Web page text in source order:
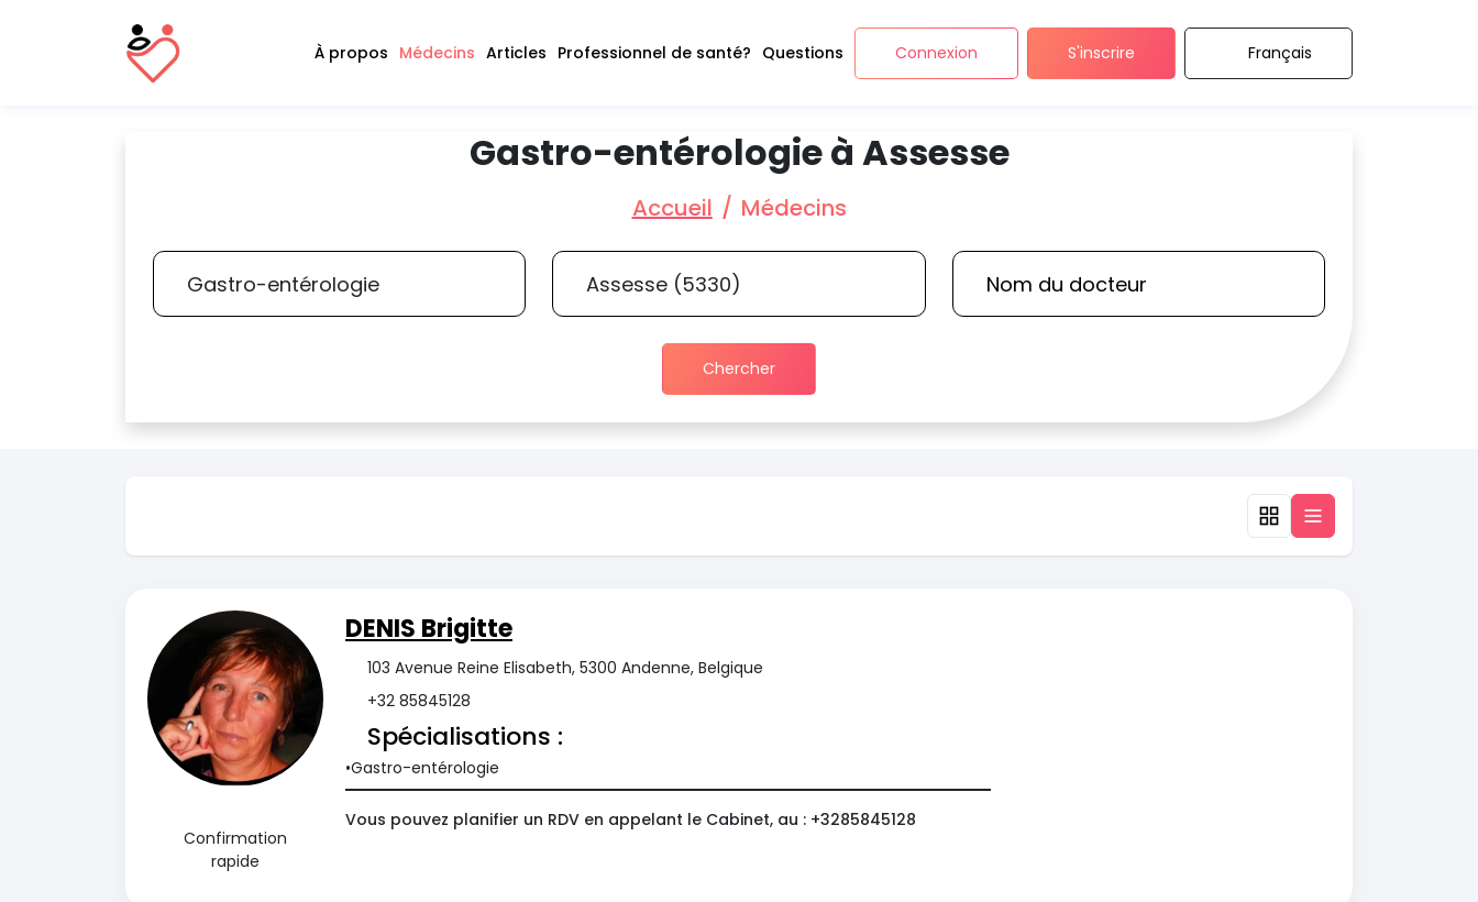
À propos Médecins Articles Professionnel de santé? Questions Connexion S'inscrire Français
Gastro-entérologie à Assesse
Accueil Médecins
Chercher
Confirmation
rapide
DENIS Brigitte
103 Avenue Reine Elisabeth, 5300 Andenne, Belgique
+32 85845128
Spécialisations :
Gastro-entérologie
Vous pouvez planifier un RDV en appelant le Cabinet, au : +3285845128